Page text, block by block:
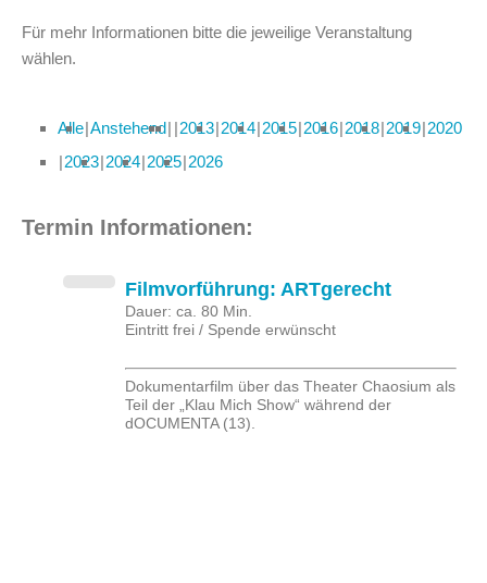
Für mehr Informationen bitte die jeweilige Veranstaltung
wählen.
Alle Anstehend 2013 2014 2015 2016 2018 2019 2020
2023 2024 2025 2026
Termin Informationen:
Filmvorführung: ARTgerecht
Dauer: ca. 80 Min.
Eintritt frei / Spende erwünscht
Dokumentarfilm über das Theater Chaosium als
Teil der „Klau Mich Show“ während der
dOCUMENTA (13).